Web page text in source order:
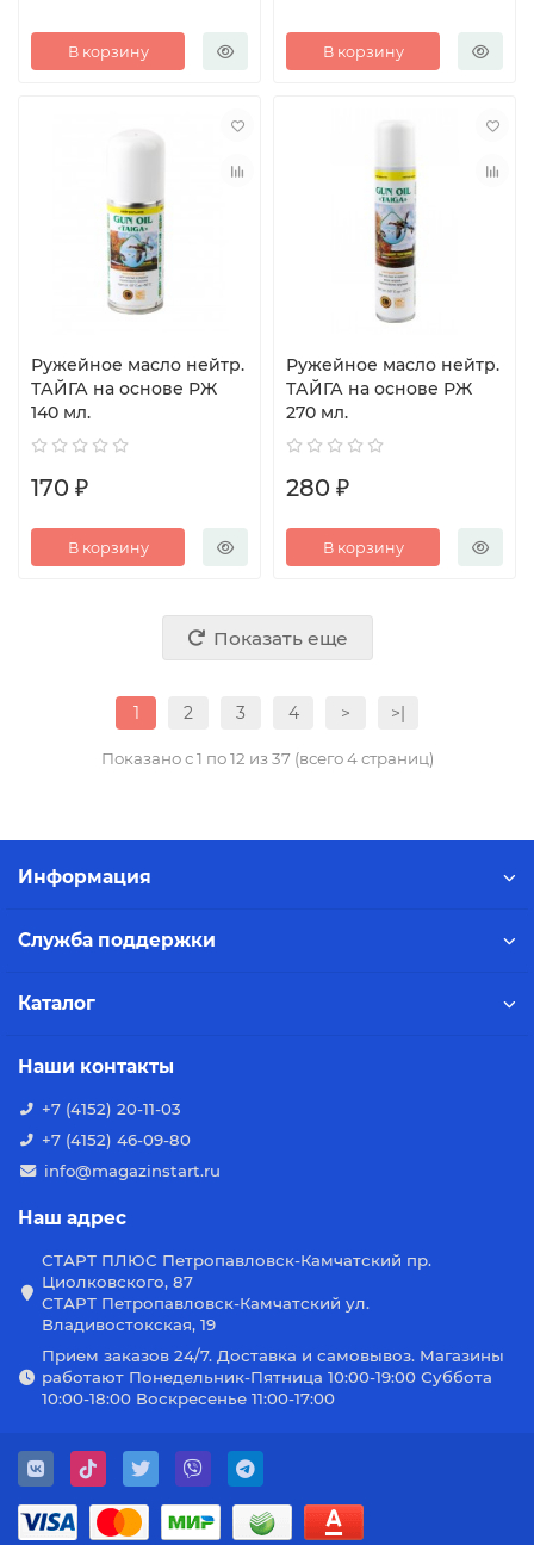
В корзину В корзину
Ружейное масло нейтр.
ТАЙГА на основе РЖ
140 мл.
170 ₽
В корзину
Ружейное масло нейтр.
ТАЙГА на основе РЖ
270 мл.
280 ₽
В корзину
Показать еще
1 2 3 4 > >|
Показано с 1 по 12 из 37 (всего 4 страниц)
Информация
Служба поддержки
Каталог
Наши контакты
+7 (4152) 20-11-03
+7 (4152) 46-09-80
info@magazinstart.ru
Наш адрес
СТАРТ ПЛЮС Петропавловск-Камчатский пр.
Циолковского, 87
СТАРТ Петропавловск-Камчатский ул.
Владивостокская, 19
Прием заказов 24/7. Доставка и самовывоз. Магазины
работают Понедельник-Пятница 10:00-19:00 Суббота
10:00-18:00 Воскресенье 11:00-17:00